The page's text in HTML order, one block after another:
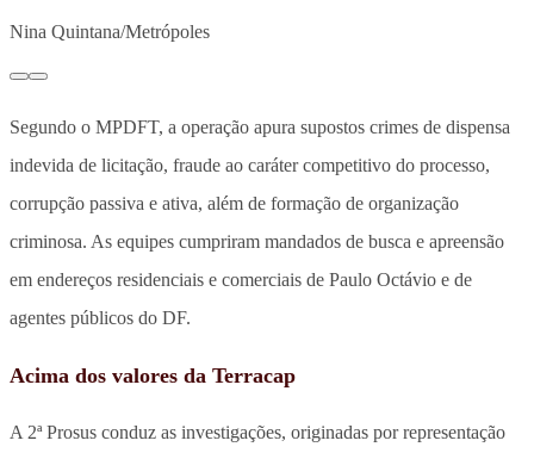
Nina Quintana/Metrópoles
Segundo o MPDFT, a operação apura supostos crimes de dispensa
indevida de licitação, fraude ao caráter competitivo do processo,
corrupção passiva e ativa, além de formação de organização
criminosa. As equipes cumpriram mandados de busca e apreensão
em endereços residenciais e comerciais de Paulo Octávio e de
agentes públicos do DF.
Acima dos valores da Terracap
A 2ª Prosus conduz as investigações, originadas por representação